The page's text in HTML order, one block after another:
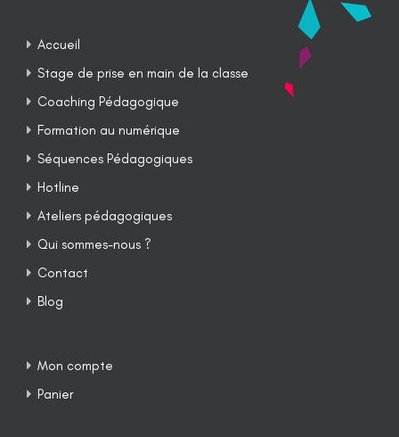
Accueil
Stage de prise en main de la classe
Coaching Pédagogique
Formation au numérique
Séquences Pédagogiques
Hotline
Ateliers pédagogiques
Qui sommes-nous ?
Contact
Blog
Mon compte
Panier